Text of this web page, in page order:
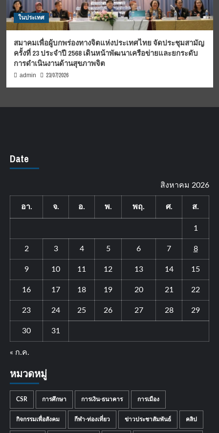
ในประเทศ
สมาคมเพื่อผู้บกพร่องทางจิตแห่งประเทศไทย จัดประชุมสามัญ
ครั้งที่ 23 ประจำปี 2568 เดินหน้าพัฒนาเครือข่ายและยกระดับ
การดำเนินงานด้านสุขภาพจิต
admin 23/07/2026
Date
สิงหาคม 2026
อา. จ. อ. พ. พฤ. ศ. ส.
1
2 3 4 5 6 7 8
9 10 11 12 13 14 15
16 17 18 19 20 21 22
23 24 25 26 27 28 29
30 31
« ก.ค.
หมวดหมู่
CSR การศึกษา การเงิน-ธนาคาร การเมือง
กิจกรรมเพื่อสังคม กีฬา-ท่องเที่ยว ข่าวประชาสัมพันธ์ คลิป